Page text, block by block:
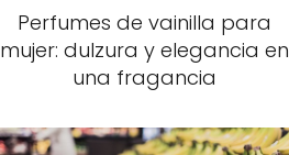
Perfumes de vainilla para
mujer: dulzura y elegancia en
una fragancia